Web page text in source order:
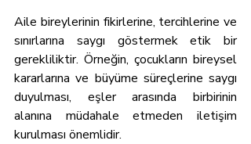
Aile bireylerinin fikirlerine, tercihlerine ve
sınırlarına saygı göstermek etik bir
gerekliliktir. Örneğin, çocukların bireysel
kararlarına ve büyüme süreçlerine saygı
duyulması, eşler arasında birbirinin
alanına müdahale etmeden iletişim
kurulması önemlidir.